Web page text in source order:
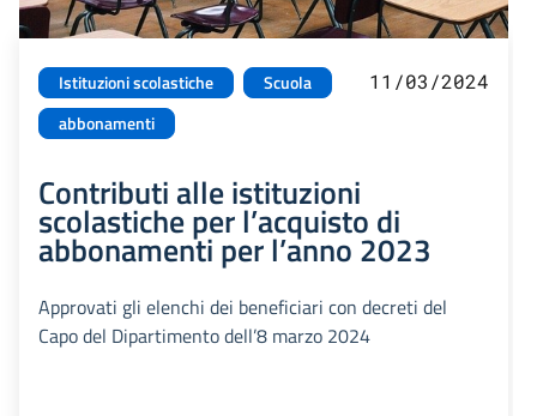
Istituzioni scolastiche
Scuola
abbonamenti
11/03/2024
Contributi alle istituzioni
scolastiche per l’acquisto di
abbonamenti per l’anno 2023
Approvati gli elenchi dei beneficiari con decreti del
Capo del Dipartimento dell’8 marzo 2024